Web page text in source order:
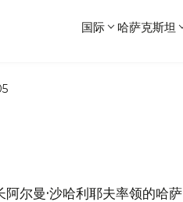
国际 哈萨克斯坦
尔曼·沙哈利耶夫率领的哈萨